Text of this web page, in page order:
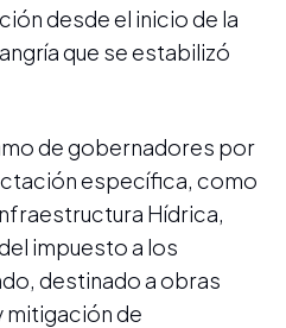
desde el inicio de la
que se estabilizó
de gobernadores por
específica, como
Hídrica,
impuesto a los
destinado a obras
mitigación de